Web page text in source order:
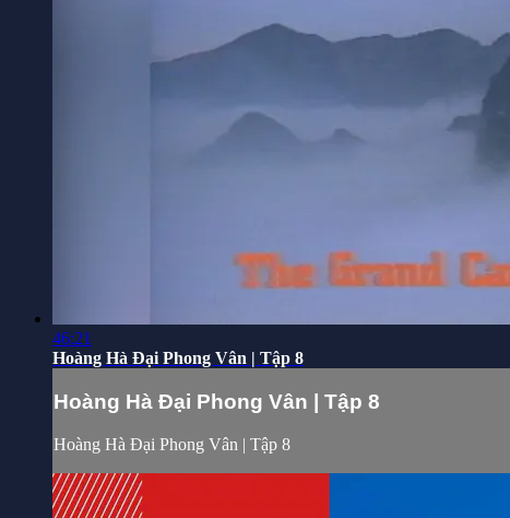
46:21
Hoàng Hà Đại Phong Vân | Tập 8
Hoàng Hà Đại Phong Vân | Tập 8
Hoàng Hà Đại Phong Vân | Tập 8